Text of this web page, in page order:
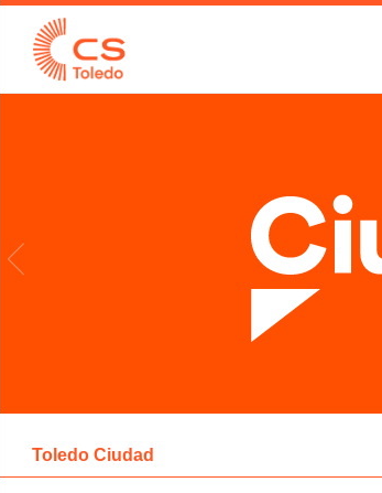
Toledo Ciudad